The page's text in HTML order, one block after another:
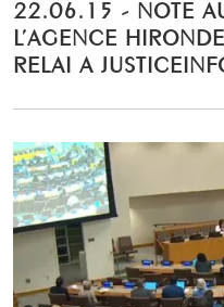
22.06.15 - NOTE
L’AGENCE
RELAI A